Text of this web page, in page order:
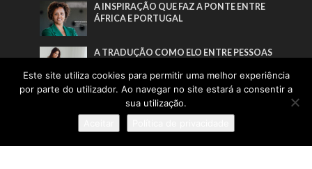
A INSPIRAÇÃO QUE FAZ A PONTE ENTRE
ÁFRICA E PORTUGAL
A TRADUÇÃO COMO ELO ENTRE PESSOAS
TRANSFORMAR PESSOAS, MUITO ANTES
DE FORMAR ATLETAS
Pesquisa
Este site utiliza cookies para permitir uma melhor experiência
por parte do utilizador. Ao navegar no site estará a consentir a
sua utilização.